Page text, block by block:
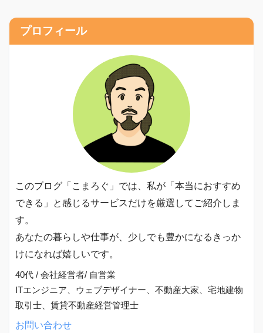
プロフィール
このブログ「こまろぐ」では、私が「本当におすすめ
できる」と感じるサービスだけを厳選してご紹介しま
す。
あなたの暮らしや仕事が、少しでも豊かになるきっか
けになれば嬉しいです。
40代 / 会社経営者/ 自営業
ITエンジニア、ウェブデザイナー、不動産大家、宅地建物
取引士、賃貸不動産経営管理士
お問い合わせ